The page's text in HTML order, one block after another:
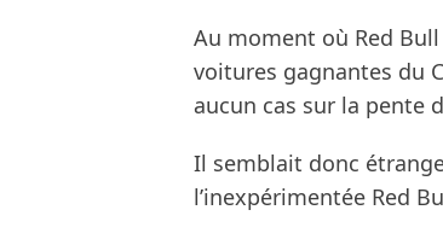
Au moment où Red
voitures gagnantes du
aucun cas sur la pente
Il semblait donc
l’inexpérimentée Red